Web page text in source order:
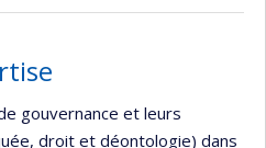
gouvernance et leurs
droit et déontologie) dans